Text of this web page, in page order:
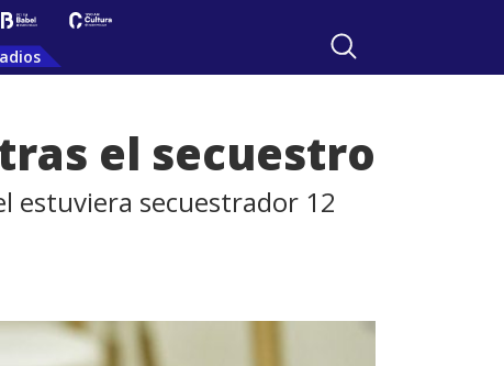
el secuestro
estuviera secuestrador 12